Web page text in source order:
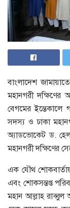
বাংলাদেশ
মহানগরী
বেগমের ইন্তেকালে
সদস্য ও ঢাকা
অ্যাডভোকেট ড.
মহানগরী দক্ষিণের
এক যৌথ
এবং শোকসন্তপ্ত
মহান আল্লাহ